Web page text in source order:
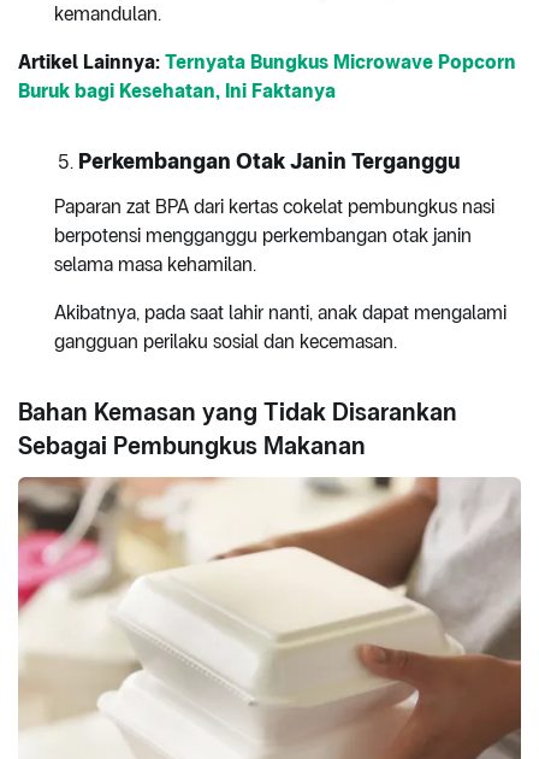
kemandulan.
Artikel Lainnya: Ternyata Bungkus Microwave Popcorn
Buruk bagi Kesehatan, Ini Faktanya
Perkembangan Otak Janin Terganggu
Paparan zat BPA dari kertas cokelat pembungkus nasi
berpotensi mengganggu perkembangan otak janin
selama masa kehamilan.
Akibatnya, pada saat lahir nanti, anak dapat mengalami
gangguan perilaku sosial dan kecemasan.
Bahan Kemasan yang Tidak Disarankan
Sebagai Pembungkus Makanan